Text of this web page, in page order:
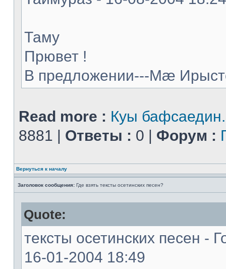
Таму
Прювет !
В предложении---Мæ
Read more : Куы
8881 | Ответы : 0 | Форум :
Вернуться к началу
Заголовок сообщения: Где взять тексты осетинских песен?
Quote:
тексты осетинских песен -
16-01-2004 18:49